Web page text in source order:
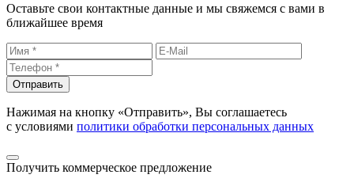
Оставьте свои контактные данные и мы свяжемся с вами в
ближайшее время
Отправить
Нажимая на кнопку «Отправить», Вы соглашаетесь
с условиями политики обработки персональных данных
Получить коммерческое предложение